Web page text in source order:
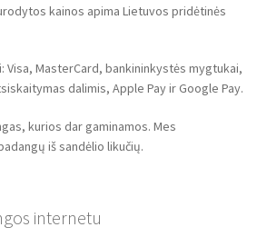
kainos apima Lietuvos pridėtinės
Visa, MasterCard, bankininkystės mygtukai,
dalimis, Apple Pay ir Google Pay.
kurios dar gaminamos. Mes
iš sandėlio likučių.
internetu